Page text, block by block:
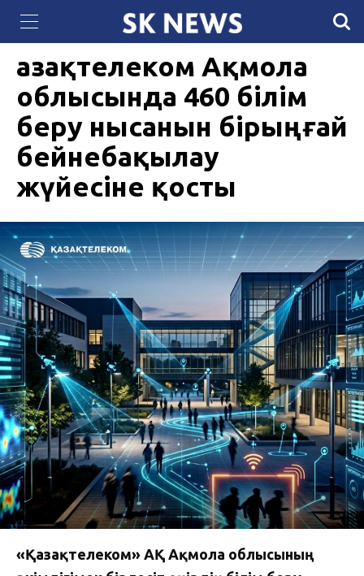
70 вокзалов обновили в Казахстане за два
месяца
03 МАРТА 2026, 18:45 744
Қазақтелеком Ақмола
облысында 460 білім
беру нысанын бірыңғай
бейнебақылау
жүйесіне қосты
«Қазақтелеком» АҚ Ақмола облысының